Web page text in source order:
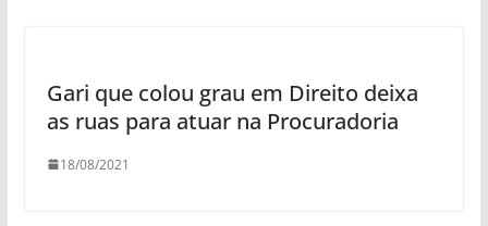
Gari que colou grau em Direito deixa
as ruas para atuar na Procuradoria
18/08/2021